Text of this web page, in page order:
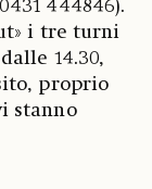
444846).
i tre turni
14.30,
proprio
stanno